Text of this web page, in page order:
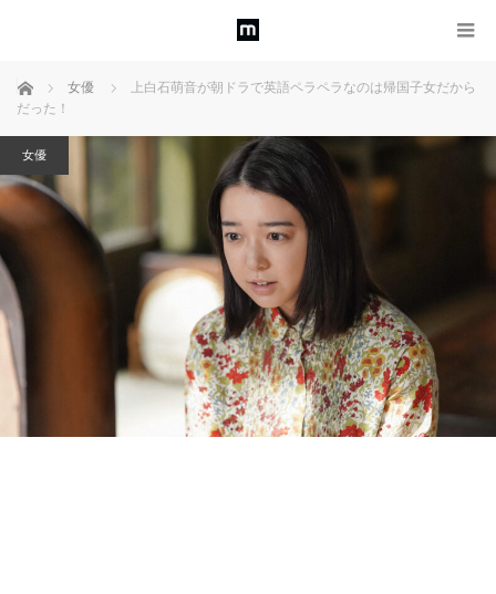
ホーム 女優
上白石萌音が朝ドラで英語ペラペラなのは帰国子女だから
だった！
女優